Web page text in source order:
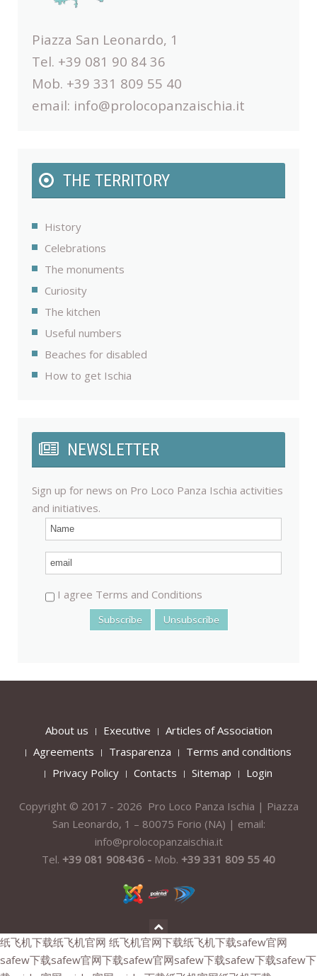
Piazza San Leonardo, 1
Tel. +39 081 90 84 36
Mob. +39 331 809 55 40
email: info@prolocopanzaischia.it
THE TERRITORY
History
Celebrations
The monuments
Curiosity
The kitchen
Useful numbers
Beaches for disabled
How to get Ischia
NEWSLETTER
Sign up for news on Pro Loco Panza Ischia activities
and initiatives.
I agree Terms and Conditions
About us Executive
Articles of Association
Agreements
Trasparenza
Terms and conditions
Privacy Policy
Contacts Sitemap Login
Copyright © 2017 - 2026 Pro Loco Panza Ischia | Piazza
San Leonardo, 1 – 80075 Forio (NA) | email:
info@prolocopanzaischia.it
Tel. +39 081 908436 - Mob. +39 331 809 55 40
纸飞机下载纸飞机官网 纸飞机官网下载纸飞机下载safew官网
safew下载safew官网下载safew官网safew下载safew下载safew下